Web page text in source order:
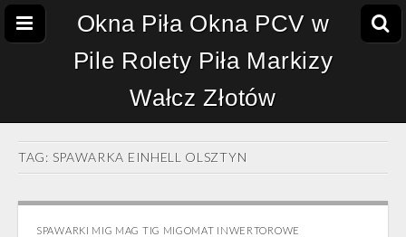
Okna Piła Okna PCV w
Pile Rolety Piła Markizy
Wałcz Złotów
TAG: SPAWARKA EINHELL OLSZTYN
SPAWARKI MIG MAG TIG MIGOMAT INWERTOROWE